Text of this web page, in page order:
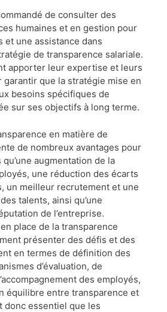
de consulter des
humaines et en gestion pour
et une assistance dans
de transparence salariale.
apporter leur expertise et leurs
garantir que la stratégie mise en
besoins spécifiques de
sur ses objectifs à long terme.
en matière de
de nombreux avantages pour
augmentation de la
une réduction des écarts
un meilleur recrutement et une
talents, ainsi qu’une
de l’entreprise.
place de la transparence
présenter des défis et des
en termes de définition des
d’évaluation, de
des employés,
équilibre entre transparence et
donc essentiel que les